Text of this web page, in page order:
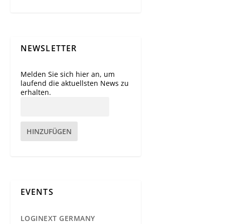
NEWSLETTER
Melden Sie sich hier an, um
laufend die aktuellsten News zu
erhalten.
HINZUFÜGEN
EVENTS
LOGINEXT GERMANY